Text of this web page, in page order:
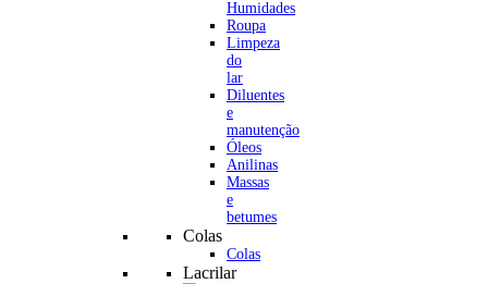
Humidades
Roupa
Limpeza
do
lar
Diluentes
e
manutenção
Óleos
Anilinas
Massas
e
betumes
Colas
Colas
Lacrilar